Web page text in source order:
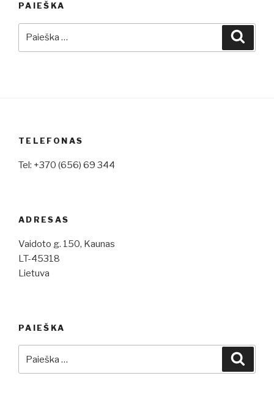
PAIEŠKA
TELEFONAS
Tel: +370 (656) 69 344
ADRESAS
Vaidoto g. 150, Kaunas
LT-45318
Lietuva
PAIEŠKA